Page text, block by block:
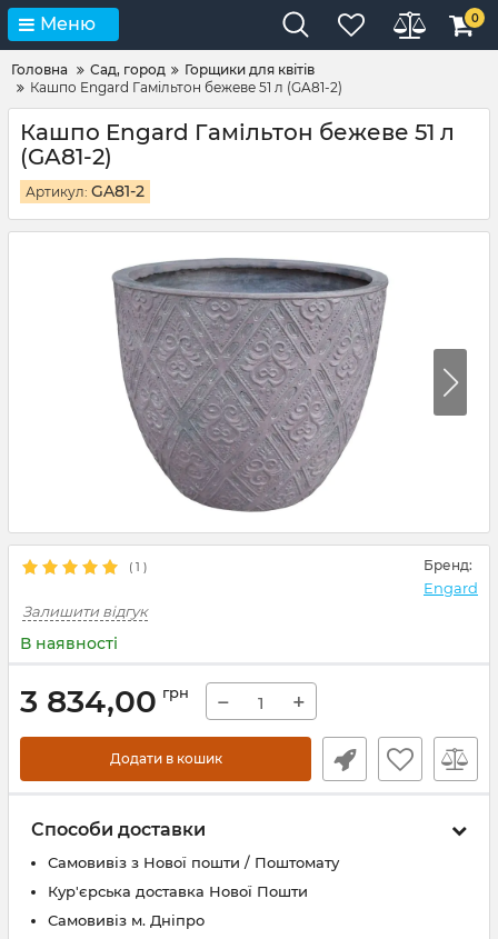
Меню 0
Головна Сад, город
Горщики для квітів
Кашпо Engard Гамільтон бежеве 51 л (GA81-2)
Кашпо Engard Гамільтон бежеве 51 л
(GA81-2)
Артикул: GA81-2
( 1 ) Бренд:
Engard
Залишити відгук
В наявності
3 834,00 грн − +
Додати в кошик
Способи доставки
Самовивіз з Нової пошти / Поштомату
Кур'єрська доставка Нової Пошти
Самовивіз м. Дніпро